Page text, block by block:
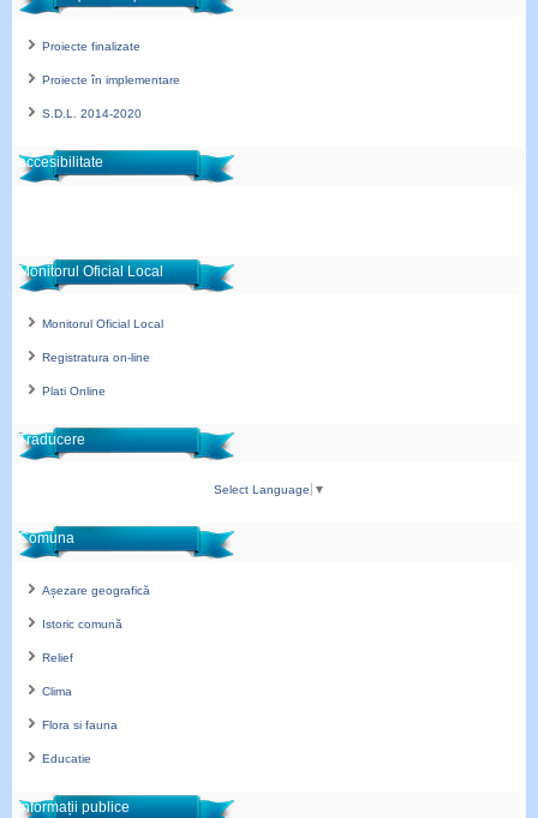
Proiecte finalizate
Proiecte în implementare
S.D.L. 2014-2020
accesibilitate
Monitorul Oficial Local
Monitorul Oficial Local
Registratura on-line
Plati Online
Traducere
Select Language ▼
Comuna
Așezare geografică
Istoric comună
Relief
Clima
Flora si fauna
Educatie
Informații publice